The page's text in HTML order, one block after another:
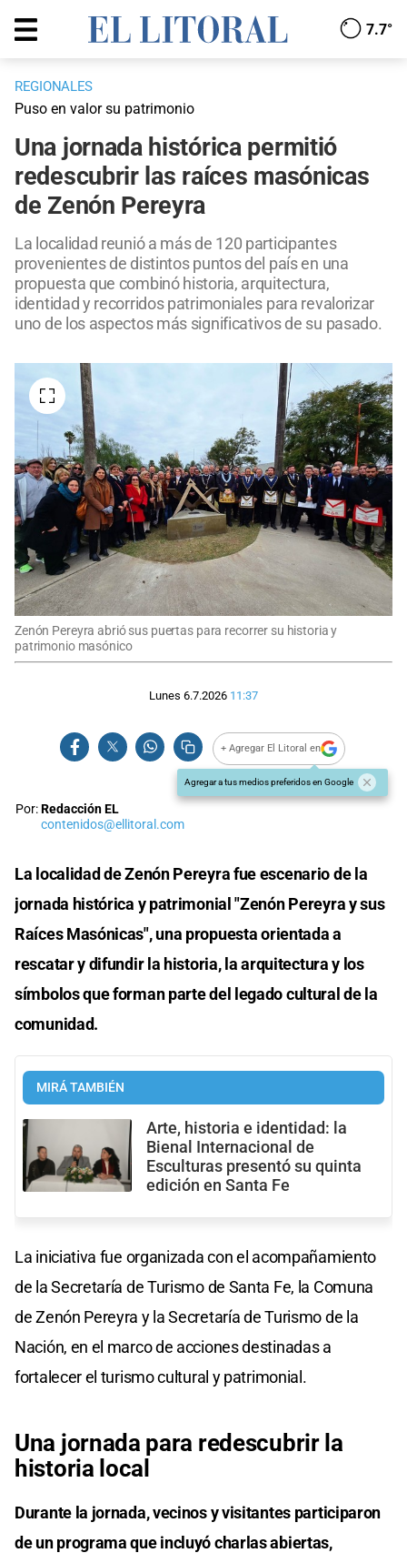
7.7°
REGIONALES
Puso en valor su patrimonio
Una jornada histórica permitió
redescubrir las raíces masónicas
de Zenón Pereyra
La localidad reunió a más de 120 participantes
provenientes de distintos puntos del país en una
propuesta que combinó historia, arquitectura,
identidad y recorridos patrimoniales para revalorizar
uno de los aspectos más significativos de su pasado.
Zenón Pereyra abrió sus puertas para recorrer su historia y
patrimonio masónico
Lunes 6.7.2026 11:37
+ Agregar El Litoral en
Agregar a tus medios preferidos en Google
Por:Redacción EL
contenidos@ellitoral.com
La localidad de Zenón Pereyra fue escenario de la
jornada histórica y patrimonial "Zenón Pereyra y sus
Raíces Masónicas", una propuesta orientada a
rescatar y difundir la historia, la arquitectura y los
símbolos que forman parte del legado cultural de la
comunidad.
MIRÁ TAMBIÉN
Arte, historia e identidad: la
Bienal Internacional de
Esculturas presentó su quinta
edición en Santa Fe
La iniciativa fue organizada con el acompañamiento
de la Secretaría de Turismo de Santa Fe, la Comuna
de Zenón Pereyra y la Secretaría de Turismo de la
Nación, en el marco de acciones destinadas a
fortalecer el turismo cultural y patrimonial.
Una jornada para redescubrir la
historia local
Durante la jornada, vecinos y visitantes participaron
de un programa que incluyó charlas abiertas,